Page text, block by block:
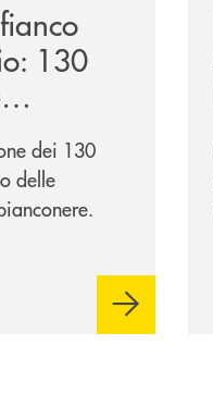
130
dei 130
delle